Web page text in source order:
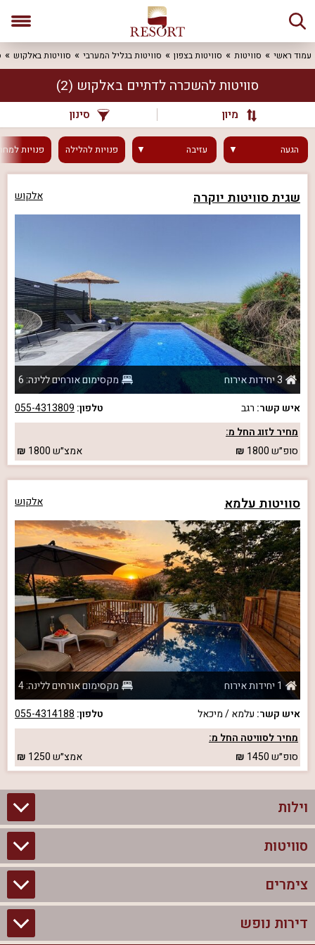
עמוד ראשי סוויטות סוויטות בצפון סוויטות בגליל המערבי סוויטות באלקוש
סוויטות להשכרה לדתיים באלקוש (2)
מיון סינון
הגעה עזיבה פנויותלהלילה פנויות
שגית סוויטות יוקרה אלקוש
3 יחידות אירוח
מקסימום אורחים ללינה: 6
איש קשר: רגב טלפון: 055-4313809
מחיר לזוג החל מ:
סופ״ש1800 אמצ״ש1800
סוויטות עלמא אלקוש
1 יחידות אירוח
מקסימום אורחים ללינה: 4
איש קשר: עלמא / מיכאל טלפון: 055-4314188
מחיר לסוויטה החל מ:
סופ״ש1450 אמצ״ש1250
וילות
וילות בצפון
וילות להשכרה
סוויטות
סוויטות בצפון
צימרים לזוגות עם בריכה פרטית
צימרים
צימרים בצפון
דירות נופש